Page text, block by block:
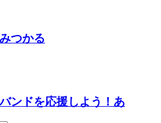
つかる
ンドを応援しよう！あ